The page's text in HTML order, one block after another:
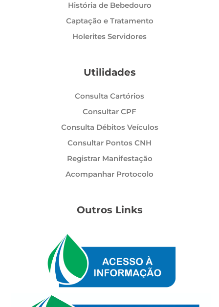
História de Bebedouro
Captação e Tratamento
Holerites Servidores
Utilidades
Consulta Cartórios
Consultar CPF
Consulta Débitos Veículos
Consultar Pontos CNH
Registrar Manifestação
Acompanhar Protocolo
Outros Links